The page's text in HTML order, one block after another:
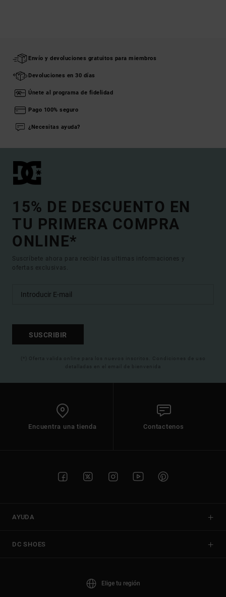
Envío y devoluciones gratuitos para miembros
Devoluciones en 30 días
Únete al programa de fidelidad
Pago 100% seguro
¿Necesitas ayuda?
15% DE DESCUENTO EN
TU PRIMERA COMPRA
ONLINE*
Suscríbete ahora para recibir las ultimas informaciones y
ofertas exclusivas.
SUSCRIBIR
(*) Oferta valida online para los nuevos inscritos. Condiciones de uso
detalladas en el email de bienvenida
Encuentra una tienda Contactenos
AYUDA
DC SHOES
Elige tu región